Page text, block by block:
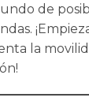
de
la